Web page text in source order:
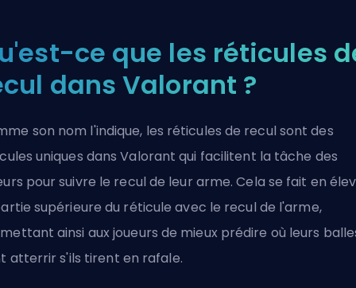
ce que les réticules
dans Valorant ?
son nom l'indique, les réticules de recul sont des
uniques dans Valorant qui facilitent la tâche des
pour suivre le recul de leur arme. Cela se fait en
supérieure du réticule avec le recul de l'arme,
ainsi aux joueurs de mieux prédire où leurs
atterrir s'ils tirent en rafale.